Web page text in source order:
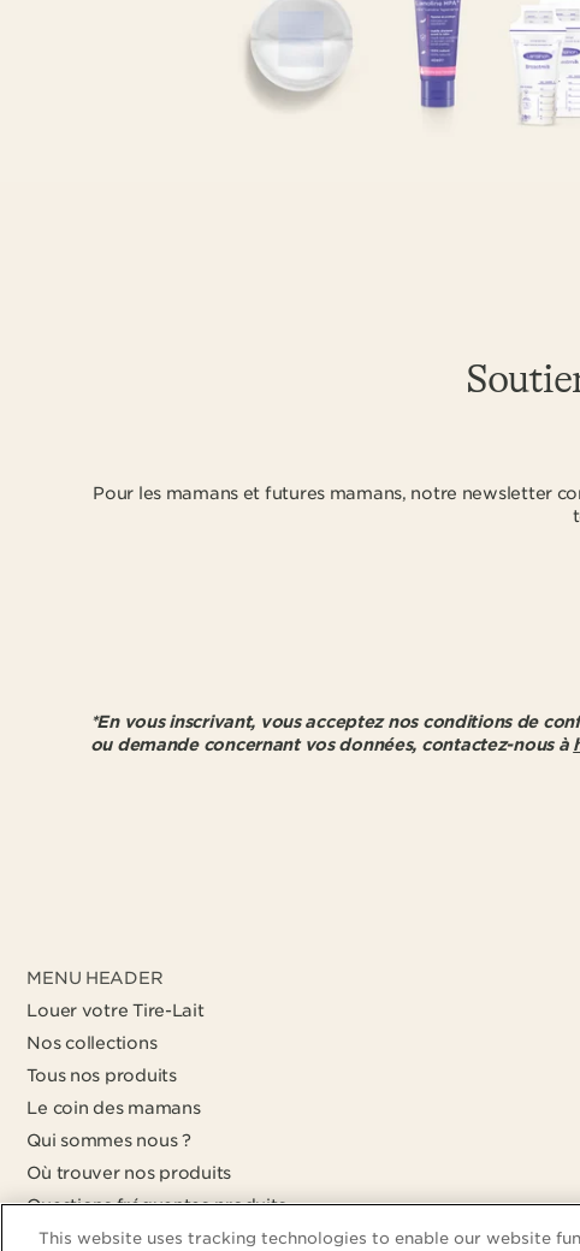
Pour les mamans et futures mamans, notre newsletter
*En vous inscrivant, vous acceptez nos conditions de
ou demande concernant vos données, contactez-nous à
MENU HEADER
Louer votre Tire-Lait
Nos collections
Tous nos produits
Le coin des mamans
Qui sommes nous ?
Où trouver nos produits
Questions fréquentes produits
Questions fréquentes commandes & livraison
This website uses tracking technologies to enable our website